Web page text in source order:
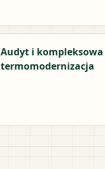
Audyt i kompleksowa
termomodernizacja